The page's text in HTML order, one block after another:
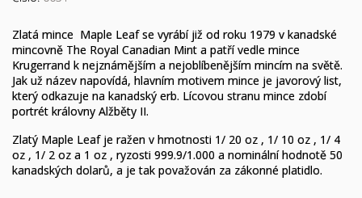
Zlatá mince Maple Leaf se vyrábí již od roku 1979 v kanadské
mincovně The Royal Canadian Mint a patří vedle mince
Krugerrand k nejznámějším a nejoblíbenějším mincím na světě.
Jak už název napovídá, hlavním motivem mince je javorový list,
který odkazuje na kanadský erb. Lícovou stranu mince zdobí
portrét královny Alžběty II.
Zlatý Maple Leaf je ražen v hmotnosti 1/ 20 oz , 1/ 10 oz , 1/ 4
oz , 1/ 2 oz a 1 oz , ryzosti 999.9/1.000 a nominální hodnotě 50
kanadských dolarů, a je tak považován za zákonné platidlo.